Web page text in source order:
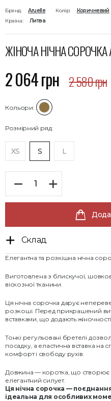
Бренд: Aruelle Колір: Коричневий
Країна:
Литва
ЖІНОЧА НІЧНА СОРОЧКА
2 064 грн 2 580 грн
Кольори:
Розмірний ряд:
XS S L
Склад
Елегантна та розкішна нічна
Виготовлена з блискучої,
віскозної тканини.
Ця нічна сорочка дарує
розкоші. Перед прикрашений
вставками, що додають жіночності
Тонкі регульовані бретелі
посадку, а еластична вставка на
комфорт і свободу рухів.
Довжина — коротка, що створює
елегантний силует.
Ця нічна сорочка —
ідеальна для особливих